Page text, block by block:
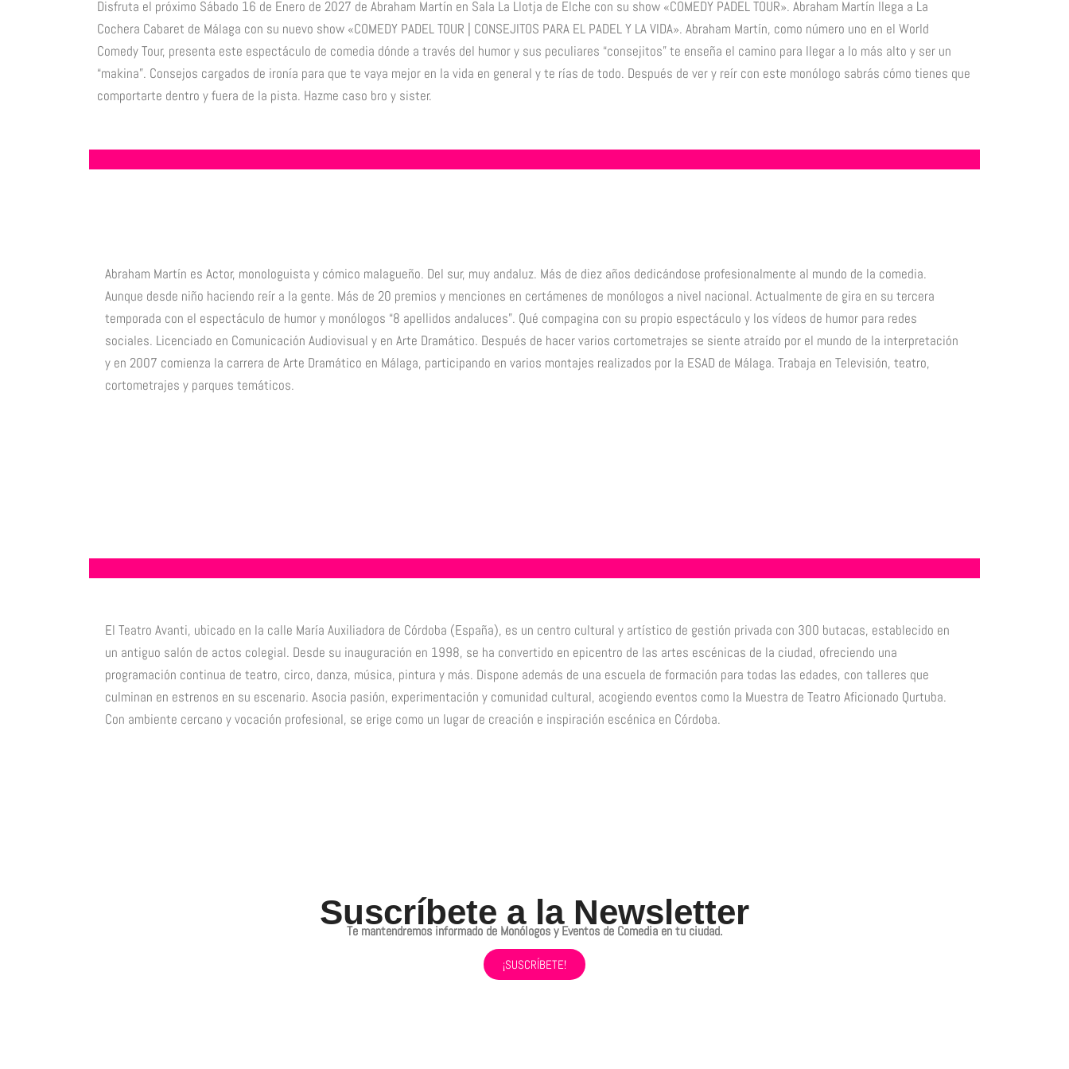
Disfruta el próximo Sábado 16 de Enero de 2027 de Abraham Martín en Sala La Llotja de Elche con su show «COMEDY PADEL TOUR». Abraham Martín llega a La
Cochera Cabaret de Málaga con su nuevo show «COMEDY PADEL TOUR | CONSEJITOS PARA EL PADEL Y LA VIDA». Abraham Martín, como número uno en el World
Comedy Tour, presenta este espectáculo de comedia dónde a través del humor y sus peculiares “consejitos” te enseña el camino para llegar a lo más alto y ser un
“makina”. Consejos cargados de ironía para que te vaya mejor en la vida en general y te rías de todo. Después de ver y reír con este monólogo sabrás cómo tienes que
comportarte dentro y fuera de la pista. Hazme caso bro y sister.
Abraham Martín es Actor, monologuista y cómico malagueño. Del sur, muy andaluz. Más de diez años dedicándose profesionalmente al mundo de la comedia.
Aunque desde niño haciendo reír a la gente. Más de 20 premios y menciones en certámenes de monólogos a nivel nacional. Actualmente de gira en su tercera
temporada con el espectáculo de humor y monólogos “8 apellidos andaluces”. Qué compagina con su propio espectáculo y los vídeos de humor para redes
sociales. Licenciado en Comunicación Audiovisual y en Arte Dramático. Después de hacer varios cortometrajes se siente atraído por el mundo de la interpretación
y en 2007 comienza la carrera de Arte Dramático en Málaga, participando en varios montajes realizados por la ESAD de Málaga. Trabaja en Televisión, teatro,
cortometrajes y parques temáticos.
El Teatro Avanti, ubicado en la calle María Auxiliadora de Córdoba (España), es un centro cultural y artístico de gestión privada con 300 butacas, establecido en
un antiguo salón de actos colegial. Desde su inauguración en 1998, se ha convertido en epicentro de las artes escénicas de la ciudad, ofreciendo una
programación continua de teatro, circo, danza, música, pintura y más. Dispone además de una escuela de formación para todas las edades, con talleres que
culminan en estrenos en su escenario. Asocia pasión, experimentación y comunidad cultural, acogiendo eventos como la Muestra de Teatro Aficionado Qurtuba.
Con ambiente cercano y vocación profesional, se erige como un lugar de creación e inspiración escénica en Córdoba.
Suscríbete a la Newsletter
Te mantendremos informado de Monólogos y Eventos de Comedia en tu ciudad.
¡SUSCRÍBETE!